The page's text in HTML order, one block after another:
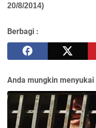
20/8/2014)
Berbagi :
Anda mungkin